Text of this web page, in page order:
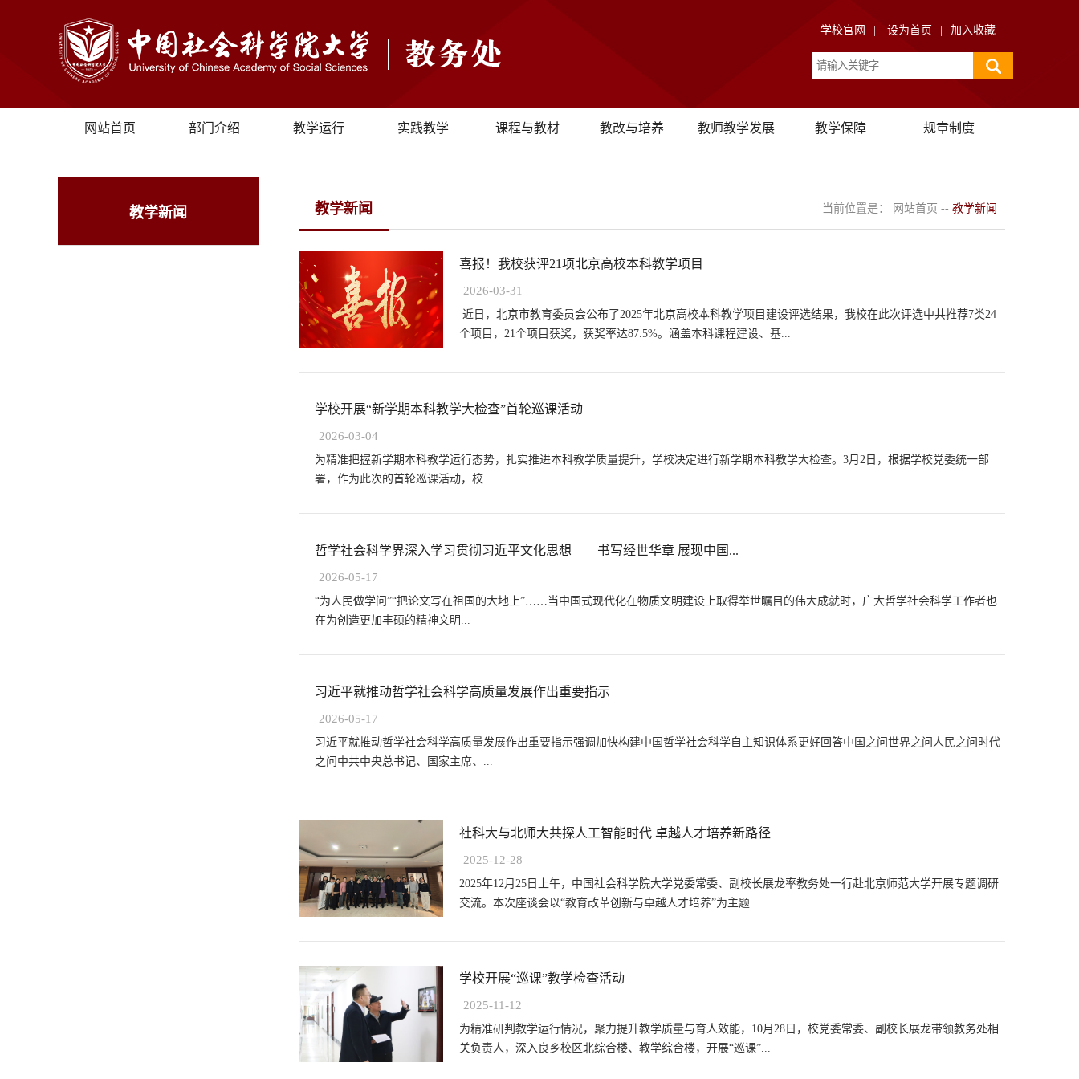
学校官网 设为首页 加入收藏
网站首页 部门介绍 教学运行 实践教学 课程与教材 教改与培养 教师教学发展 教学保障 规章制度
教学新闻 教学新闻 当前位置是： 网站首页 -- 教学新闻
喜报！我校获评21项北京高校本科教学项目
2026-03-31
近日，北京市教育委员会公布了2025年北京高校本科教学项目建设评选结果，我校在此次评选中共推荐7类24
个项目，21个项目获奖，获奖率达87.5%。涵盖本科课程建设、基...
学校开展“新学期本科教学大检查”首轮巡课活动
2026-03-04
​为精准把握新学期本科教学运行态势，扎实推进本科教学质量提升，学校决定进行新学期本科教学大检查。3月2日，根据学校党委统一部
署，作为此次的首轮巡课活动，校...
哲学社会科学界深入学习贯彻习近平文化思想——书写经世华章 展现中国...
2026-05-17
“为人民做学问”“把论文写在祖国的大地上”……当中国式现代化在物质文明建设上取得举世瞩目的伟大成就时，广大哲学社会科学工作者也
在为创造更加丰硕的精神文明...
习近平就推动哲学社会科学高质量发展作出重要指示
2026-05-17
习近平就推动哲学社会科学高质量发展作出重要指示强调加快构建中国哲学社会科学自主知识体系更好回答中国之问世界之问人民之问时代
之问中共中央总书记、国家主席、...
社科大与北师大共探人工智能时代 卓越人才培养新路径
2025-12-28
​2025年12月25日上午，中国社会科学院大学党委常委、副校长展龙率教务处一行赴北京师范大学开展专题调研
交流。本次座谈会以“教育改革创新与卓越人才培养”为主题...
学校开展“巡课”教学检查活动
2025-11-12
为精准研判教学运行情况，聚力提升教学质量与育人效能，10月28日，校党委常委、副校长展龙带领教务处相
关负责人，深入良乡校区北综合楼、教学综合楼，开展“巡课”...